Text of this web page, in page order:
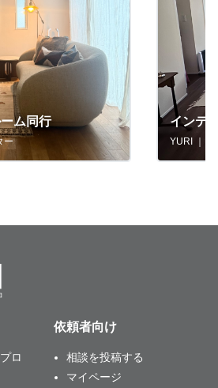
ム同行
ー
インテ
YURI ｜リ
ロ
依頼者向け
相談を投稿する
マイページ